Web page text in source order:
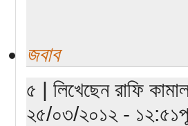
জবাব
৫ | লিখেছেন রাফি
২৫/০৩/২০১২ -